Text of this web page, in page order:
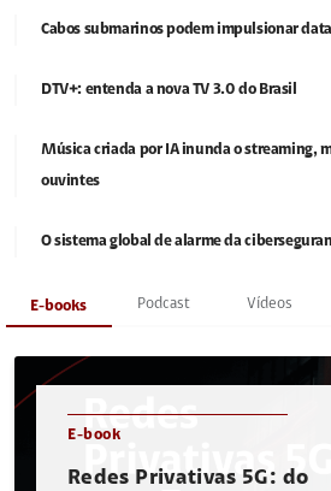
Cabos submarinos podem impulsionar
DTV+: entenda a nova TV 3.0 do Brasil
Música criada por IA inunda o streaming,
ouvintes
O sistema global de alarme da
E-books Podcast Vídeos
E-book
Redes Privativas 5G: do